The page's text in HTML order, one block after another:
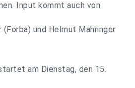
Input kommt auch von
und Helmut Mahringer
am Dienstag, den 15.